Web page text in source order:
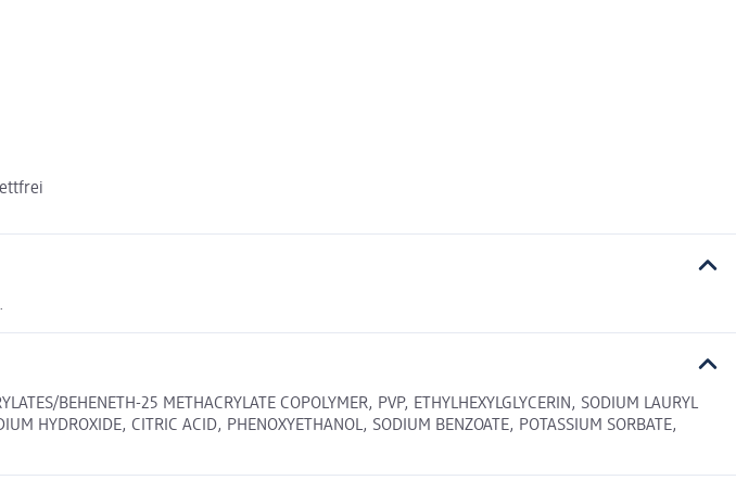
BEHENETH-25 METHACRYLATE COPOLYMER, PVP, ETHYLHEXYLGLYCERIN, SODIUM LAURYL
HYDROXIDE, CITRIC ACID, PHENOXYETHANOL, SODIUM BENZOATE, POTASSIUM SORBATE,